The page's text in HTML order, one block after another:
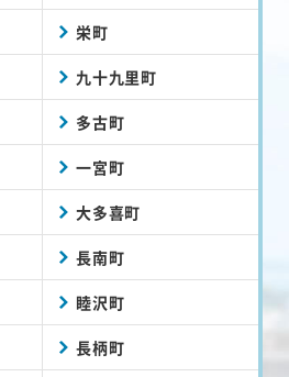
栄町
九十九里町
多古町
一宮町
大多喜町
長南町
睦沢町
長柄町